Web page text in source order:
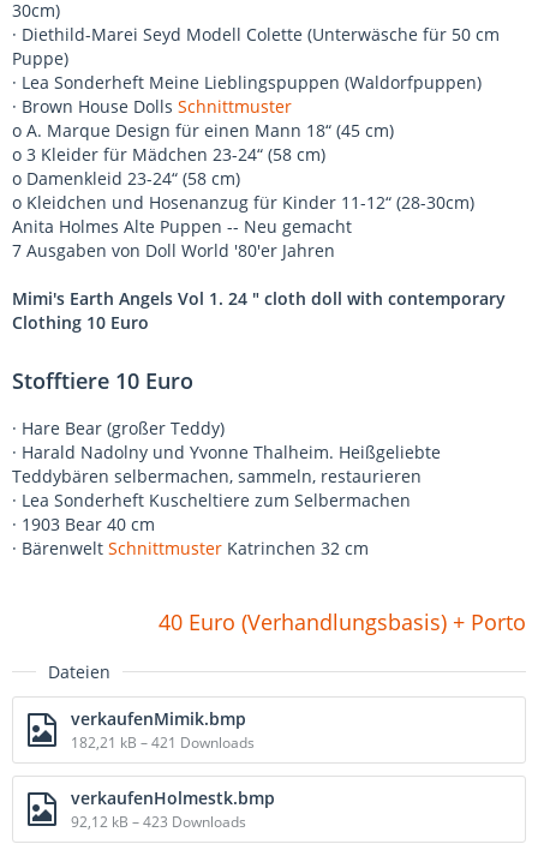
30cm)
· Diethild-Marei Seyd Modell Colette (Unterwäsche für 50 cm
Puppe)
· Lea Sonderheft Meine Lieblingspuppen (Waldorfpuppen)
· Brown House Dolls Schnittmuster
o A. Marque Design für einen Mann 18“ (45 cm)
o 3 Kleider für Mädchen 23-24“ (58 cm)
o Damenkleid 23-24“ (58 cm)
o Kleidchen und Hosenanzug für Kinder 11-12“ (28-30cm)
Anita Holmes Alte Puppen -- Neu gemacht
7 Ausgaben von Doll World '80'er Jahren
Mimi's Earth Angels Vol 1. 24 " cloth doll with contemporary
Clothing 10 Euro
Stofftiere 10 Euro
· Hare Bear (großer Teddy)
· Harald Nadolny und Yvonne Thalheim. Heißgeliebte
Teddybären selbermachen, sammeln, restaurieren
· Lea Sonderheft Kuscheltiere zum Selbermachen
· 1903 Bear 40 cm
· Bärenwelt Schnittmuster Katrinchen 32 cm
40 Euro (Verhandlungsbasis) + Porto
Dateien
verkaufenMimik.bmp
182,21 kB – 421 Downloads
verkaufenHolmestk.bmp
92,12 kB – 423 Downloads